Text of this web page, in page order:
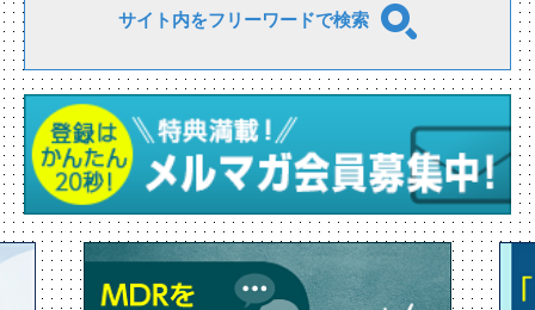
サイト内をフリーワードで検索